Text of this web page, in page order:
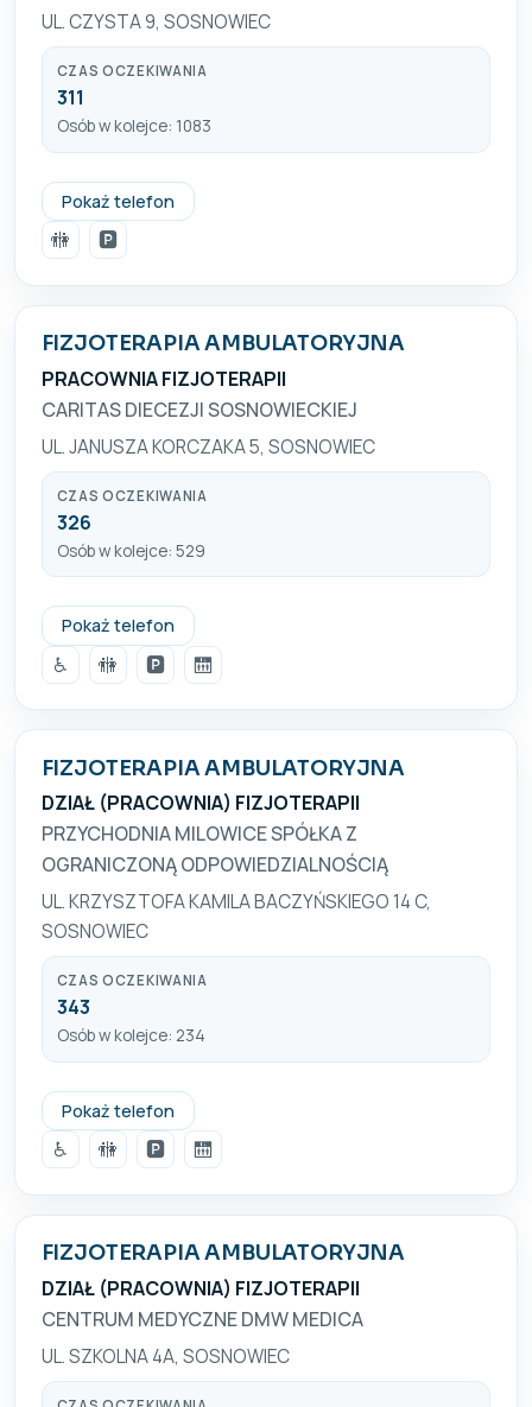
UL. CZYSTA 9, SOSNOWIEC
CZAS OCZEKIWANIA
311
Osób w kolejce: 1083
Pokaż telefon
+48 518 741 202
🚻
🅿️
FIZJOTERAPIA AMBULATORYJNA
PRACOWNIA FIZJOTERAPII
CARITAS DIECEZJI SOSNOWIECKIEJ
UL. JANUSZA KORCZAKA 5, SOSNOWIEC
CZAS OCZEKIWANIA
326
Osób w kolejce: 529
Pokaż telefon
+48 32 293 44 29
♿
🚻 🅿️ 🛗
FIZJOTERAPIA AMBULATORYJNA
DZIAŁ (PRACOWNIA) FIZJOTERAPII
PRZYCHODNIA MILOWICE SPÓŁKA Z
OGRANICZONĄ ODPOWIEDZIALNOŚCIĄ
UL. KRZYSZTOFA KAMILA BACZYŃSKIEGO 14 C,
SOSNOWIEC
CZAS OCZEKIWANIA
343
Osób w kolejce: 234
Pokaż telefon
+48 32 363 08 50; +48 32 363 08 51
♿
🚻 🅿️ 🛗
FIZJOTERAPIA AMBULATORYJNA
DZIAŁ (PRACOWNIA) FIZJOTERAPII
CENTRUM MEDYCZNE DMW MEDICA
UL. SZKOLNA 4A, SOSNOWIEC